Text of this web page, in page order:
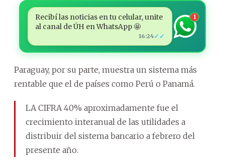
Recibí las noticias en tu celular, unite
al canal de ÚH en WhatsApp 🤩
16:24✓✓
1
Paraguay, por su parte, muestra un sistema más
rentable que el de países como Perú o Panamá.
LA CIFRA 40% aproximadamente fue el
crecimiento interanual de las utilidades a
distribuir del sistema bancario a febrero del
presente año.